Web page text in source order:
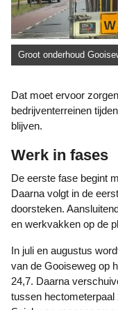
Groot onderhoud
Dat moet ervoor zorgen dat Zeewolde, het buitengebied en de
bedrijventerreinen
blijven.
Werk in fases
De eerste fase begint met een nachtafsluiting van 28 op 29 juni.
Daarna volgt in de
doorsteken.
en werkvakken op de
In juli en augustus wordt gewerkt aan de noord- en zuidbaan
van de Gooiseweg op
24,7. Daarna
tussen hectometerpaal